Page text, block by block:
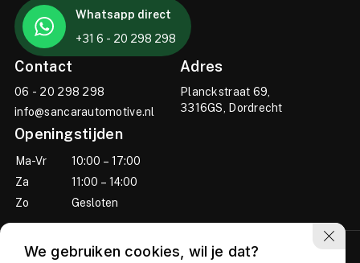
Whatsapp direct
+31 6 - 20 298 298
Contact
06 - 20 298 298
info@sancarautomotive.nl
Adres
Planckstraat 69,
3316GS, Dordrecht
Openingstijden
Ma-Vr
10:00 – 17:00
Za
11:00 – 14:00
Zo
Gesloten
We gebruiken cookies, wil je dat?